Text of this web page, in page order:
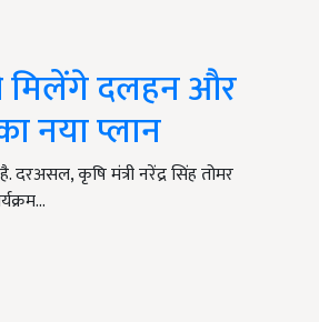
मिलेंगे दलहन और
नया प्लान
कृषि मंत्री नरेंद्र सिंह तोमर